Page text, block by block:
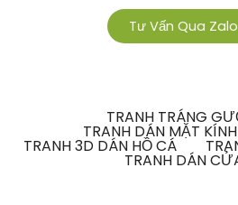
Tư Vấn Qua
TRANH TRÁNG
TRANH DÁN MẶT
TRANH 3D DÁN HỒ CÁ
TRANH DÁN